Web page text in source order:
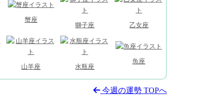
蟹座
獅子座 乙女座
山羊座 水瓶座
魚座
今週の運勢 TOPへ